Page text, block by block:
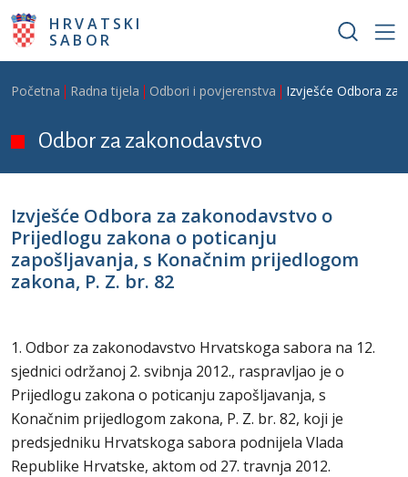
Skoči na glavni sadržaj
HRVATSKI
SABOR
Breadcrumb
Početna Radna tijela Odbori i povjerenstva Izvješće Odbora za
Odbor za zakonodavstvo
Izvješće Odbora za zakonodavstvo o
Prijedlogu zakona o poticanju
zapošljavanja, s Konačnim prijedlogom
zakona, P. Z. br. 82
1. Odbor za zakonodavstvo Hrvatskoga sabora na 12.
sjednici održanoj 2. svibnja 2012., raspravljao je o
Prijedlogu zakona o poticanju zapošljavanja, s
Konačnim prijedlogom zakona, P. Z. br. 82, koji je
predsjedniku Hrvatskoga sabora podnijela Vlada
Republike Hrvatske, aktom od 27. travnja 2012.